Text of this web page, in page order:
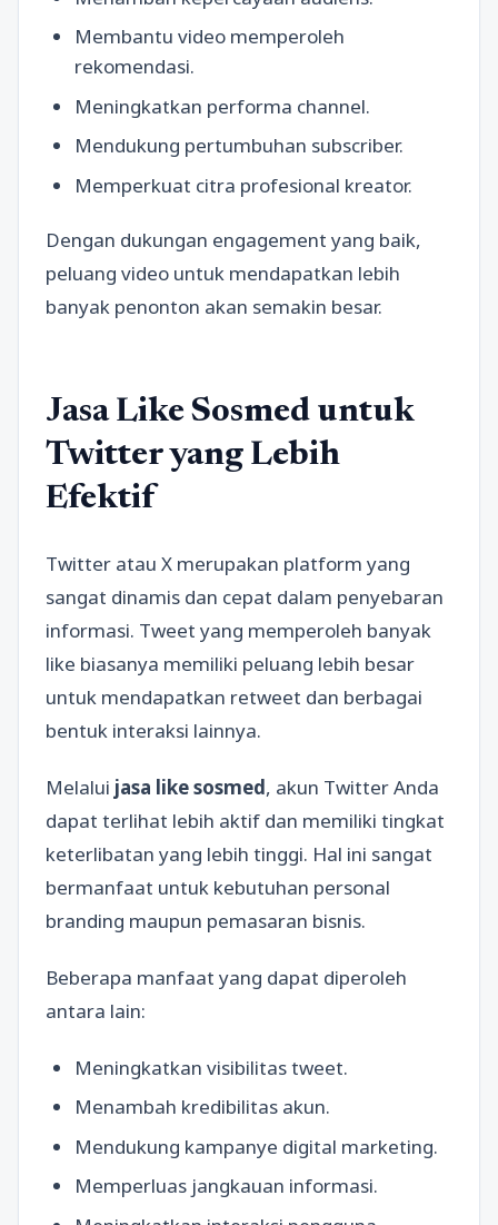
Membantu video memperoleh
rekomendasi.
Meningkatkan performa channel.
Mendukung pertumbuhan subscriber.
Memperkuat citra profesional kreator.
Dengan dukungan engagement yang baik,
peluang video untuk mendapatkan lebih
banyak penonton akan semakin besar.
Jasa Like Sosmed untuk
Twitter yang Lebih
Efektif
Twitter atau X merupakan platform yang
sangat dinamis dan cepat dalam penyebaran
informasi. Tweet yang memperoleh banyak
like biasanya memiliki peluang lebih besar
untuk mendapatkan retweet dan berbagai
bentuk interaksi lainnya.
Melalui jasa like sosmed, akun Twitter Anda
dapat terlihat lebih aktif dan memiliki tingkat
keterlibatan yang lebih tinggi. Hal ini sangat
bermanfaat untuk kebutuhan personal
branding maupun pemasaran bisnis.
Beberapa manfaat yang dapat diperoleh
antara lain:
Meningkatkan visibilitas tweet.
Menambah kredibilitas akun.
Mendukung kampanye digital marketing.
Memperluas jangkauan informasi.